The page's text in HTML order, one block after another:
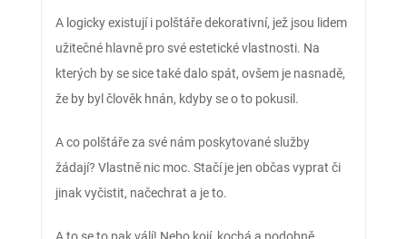
A logicky existují i polštáře dekorativní, jež jsou lidem
užitečné hlavně pro své estetické vlastnosti. Na
kterých by se sice také dalo spát, ovšem je nasnadě,
že by byl člověk hnán, kdyby se o to pokusil.
A co polštáře za své nám poskytované služby
žádají? Vlastně nic moc. Stačí je jen občas vyprat či
jinak vyčistit, načechrat a je to.